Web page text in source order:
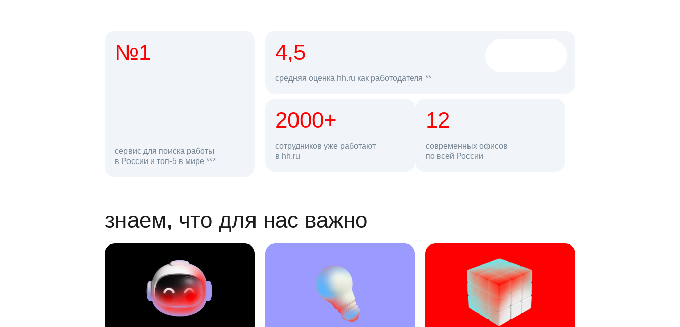
№1
сервис для поиска работы
в России и топ-5 в мире ***
откликов на вакансии
4,5
средняя оценка hh.ru как работодателя **
2000+
сотрудников уже работают
в hh.ru
68 млн 12
современных офисов
по всей Россиипользователей в день
знаем, что для нас важно